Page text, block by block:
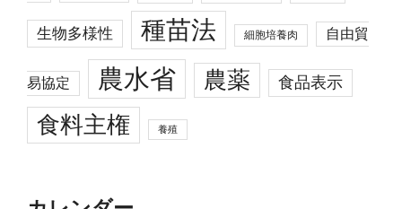
生物多様性 種苗法 細胞培養肉 自由貿
易協定 農水省 農薬 食品表示
食料主権 養殖